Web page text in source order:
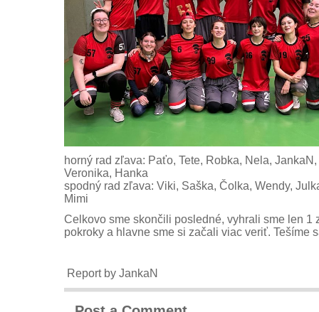
horný rad zľava: Paťo, Tete, Robka, Nela, JankaN,
Veronika, Hanka
spodný rad zľava: Viki, Saška, Čolka, Wendy,
Mimi
Celkovo sme skončili posledné, vyhrali sme len 1
pokroky a hlavne sme si začali viac veriť. Tešíme
Report by JankaN